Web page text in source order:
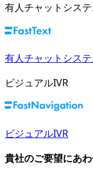
有人チャットシス
有人チャットシス
ビジュアルIVR
ビジュアルIVR
貴社のご要望にあ